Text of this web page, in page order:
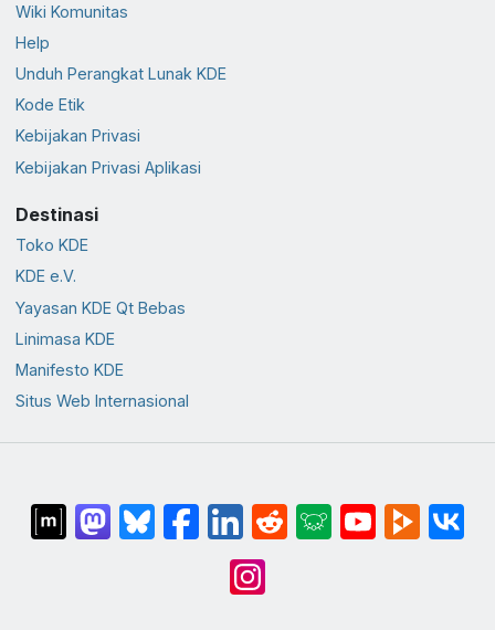
Wiki Komunitas
Help
Unduh Perangkat Lunak KDE
Kode Etik
Kebijakan Privasi
Kebijakan Privasi Aplikasi
Destinasi
Toko KDE
KDE e.V.
Yayasan KDE Qt Bebas
Linimasa KDE
Manifesto KDE
Situs Web Internasional